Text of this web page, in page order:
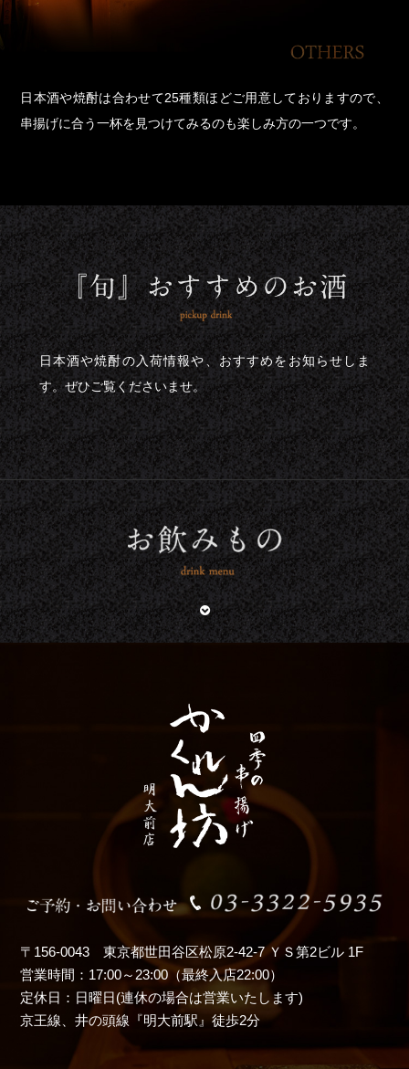
日本酒や焼酎は合わせて25種類ほどご用意しておりますので、
串揚げに合う一杯を見つけてみるのも楽しみ方の一つです。
日本酒や焼酎の入荷情報や、おすすめをお知らせしま
す。ぜひご覧くださいませ。
〒156-0043 東京都世田谷区松原2-42-7 ＹＳ第2ビル 1F
営業時間：17:00～23:00（最終入店22:00）
定休日：日曜日(連休の場合は営業いたします)
京王線、井の頭線『明大前駅』徒歩2分